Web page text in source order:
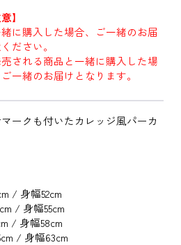
】
に購入した場合、ご一緒のお届
ださい。
される商品と一緒に購入した場
一緒のお届けとなります。
ークも付いたカレッジ風パーカ
/ 身幅52cm
/ 身幅55cm
/ 身幅58cm
/ 身幅63cm